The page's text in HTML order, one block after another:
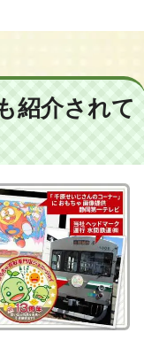
紹介されて